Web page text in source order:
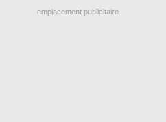
emplacement publicitaire